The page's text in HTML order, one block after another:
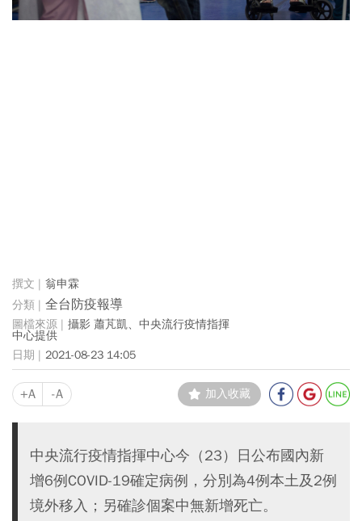
翁申霖
全台防疫報導
攝影 蕭芃凱、中央流行疫情指揮
中心提供
2021-08-23 14:05
+A -A 加入收藏
中央流行疫情指揮中心今（23）日公布國內新
增6例COVID-19確定病例，分別為4例本土及2例
境外移入；另確診個案中無新增死亡。